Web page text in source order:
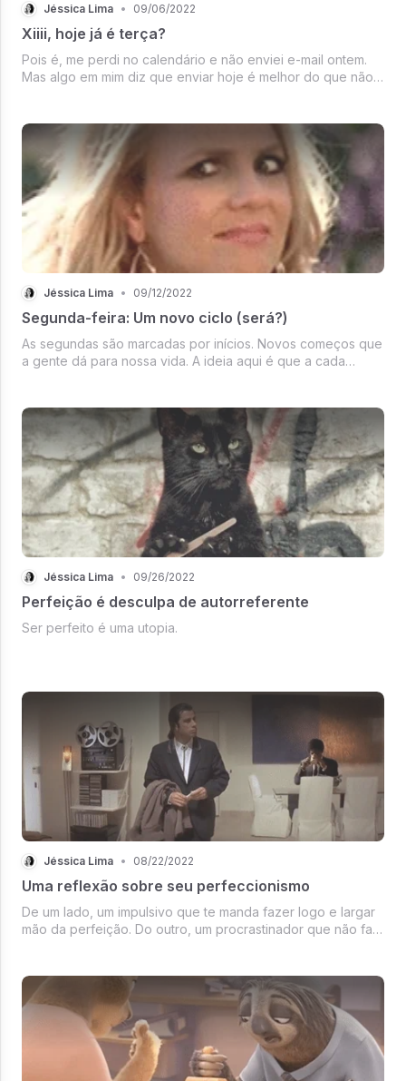
Jéssica Lima • 09/06/2022
Xiiii, hoje já é terça?
Pois é, me perdi no calendário e não enviei e-mail ontem.
Mas algo em mim diz que enviar hoje é melhor do que não
Jéssica Lima • 09/12/2022
Segunda-feira: Um novo ciclo (será?)
As segundas são marcadas por inícios. Novos começos que
a gente dá para nossa vida. A ideia aqui é que a cada
realidade inventada?
Jéssica Lima • 09/26/2022
Perfeição é desculpa de autorreferente
Ser perfeito é uma utopia.
Jéssica Lima • 08/22/2022
Uma reflexão sobre seu perfeccionismo
De um lado, um impulsivo que te manda fazer logo e largar
mão da perfeição. Do outro, um procrastinador que não faz